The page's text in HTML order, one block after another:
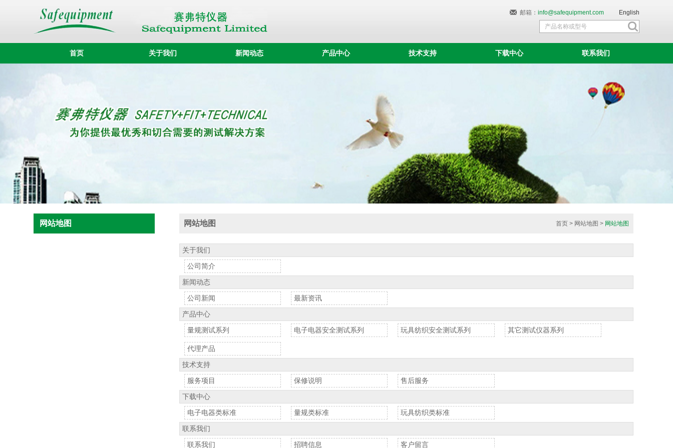
邮箱： info@safequipment.com English
首页 关于我们 新闻动态 产品中心 技术支持 下载中心 联系我们
网站地图 网站地图 首页> 网站地图 > 网站地图
关于我们
公司简介
新闻动态
公司新闻
最新资讯
产品中心
量规测试系列
电子电器安全测试系列 玩具纺织安全测试系列 其它测试仪器系列
代理产品
技术支持
服务项目
保修说明
售后服务
下载中心
电子电器类标准
量规类标准
玩具纺织类标准
联系我们
联系我们
招聘信息 客户留言